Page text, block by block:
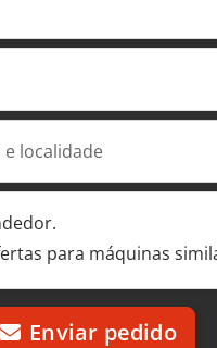
localidade
para máquinas
Enviar pedido